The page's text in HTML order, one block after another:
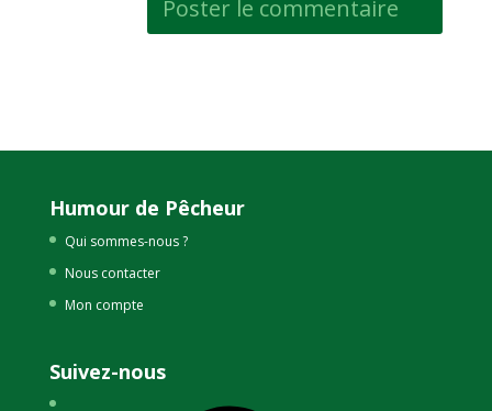
Humour de Pêcheur
Qui sommes-nous ?
Nous contacter
Mon compte
Suivez-nous